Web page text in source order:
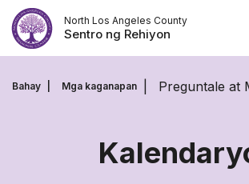
Laktawan
ang
nilalaman
North Los Angeles County
Sentro ng Rehiyon
Bahay Mga kaganapan Preguntale at